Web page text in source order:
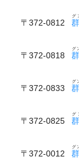
〒372-0812
グ
〒372-0818
グ
〒372-0833
グ
〒372-0825
グ
〒372-0012
グ